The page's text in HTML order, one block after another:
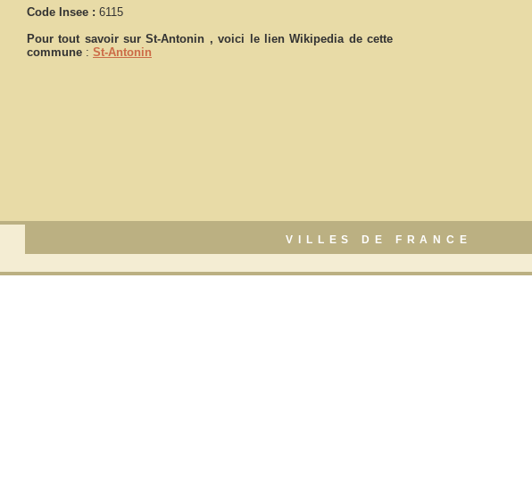
Code Insee : 6115
Pour tout savoir surSt-Antonin , voici le lien Wikipedia de cette
commune : St-Antonin
VILLES DE FRANCE